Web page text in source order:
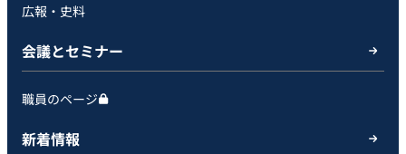
広報・史料
会議とセミナー
職員のページ
新着情報